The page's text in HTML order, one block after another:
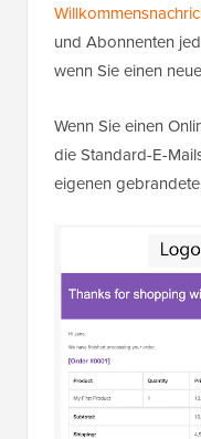
und Abonnenten
wenn Sie einen
Wenn Sie einen
die Standard-E-
eigenen